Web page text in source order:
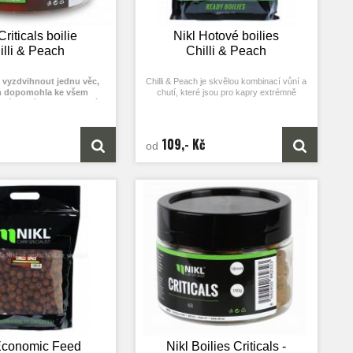
boilie
& Peach
vyzdvihnout jednu věc,
dopomohla ke všem
prezentaci nástrahy
tak váhu háčku, díky
jejich použití nesmírně
jsou koncipované tak, že
plavat, ale po nějaké
vodu a lehce klesnou
pádem se stanou kriticky
nástrahou.
Nikl Hotové boilies
Chilli & Peach
Chilli & Peach je skvělou kombinací vůní a
chutí, které jsou pro kapry extrémně
aby vydrželo déle pod háčkem a odolalo
boilies můžete mít sice méně záběrů, ale
sumci a sumečky. Chilli & Peach můžete
používat na okamžité chytání, ale je
vhodné i na předkrmování a delší krmné
kampaně, protože díky svému složení
vydrží na dně déle „čekat“ na kapry a
pokud kuličky před vhozením do vody ještě
předmočíte ve vodě s obsahujícím
boosterem, nebo LUM-Xem, můžete krmit
i na hodně bahnitém dně. Pakliže chcete
mít jistotu, že vaše nástraha vydrží pod
háčkem do příjezdu i těch největších
kaprů, Chilli & Peach je pro vás jasnou
volbou.
od 109,- Kč
Feed Nikl Boilies Criticals -